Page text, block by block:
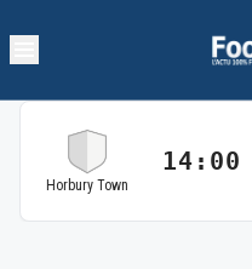
Horbury Town
14:00